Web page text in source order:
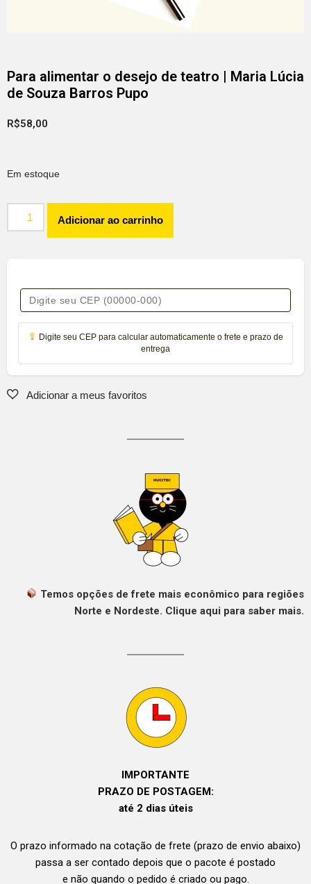
Para alimentar o desejo de teatro | Maria Lúcia
de Souza Barros Pupo
R$58,00
Em estoque
Adicionar ao carrinho
Digite seu CEP para calcular automaticamente o frete e prazo de
entrega
Temos opções de frete mais econômico para regiões
Norte e Nordeste. Clique aqui para saber mais.
IMPORTANTE
PRAZO DE POSTAGEM:
até 2 dias úteis
O prazo informado na cotação de frete (prazo de envio abaixo)
passa a ser contado depois que o pacote é postado
e não quando o pedido é criado ou pago.